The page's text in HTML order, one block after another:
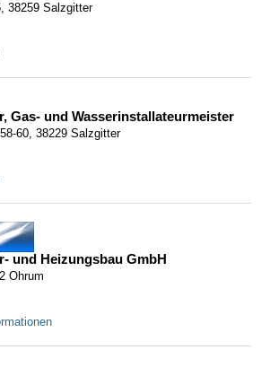
38259 Salzgitter
Gas- und Wasserinstallateurmeister
60, 38229 Salzgitter
und Heizungsbau GmbH
Ohrum